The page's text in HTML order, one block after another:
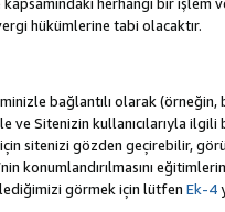
hükümlerine tabi olacaktır.
bağlantılı olarak
ve Sitenizin kullanıcılarıyla
sitenizi gözden geçirebilir,
konumlandırılmasını
görmek için lütfen Ek-4